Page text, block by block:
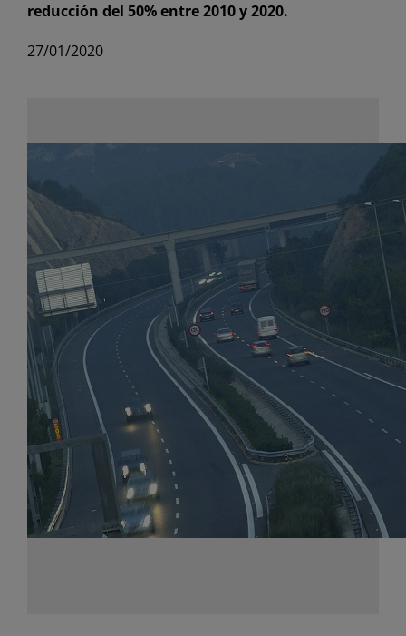
reducción del 50% entre 2010 y 2020.
27/01/2020